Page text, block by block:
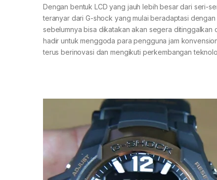
Dengan bentuk LCD yang jauh lebih besar dari seri-
teranyar dari G-shock yang mulai beradaptasi
sebelumnya bisa dikatakan akan segera
hadir untuk menggoda para pengguna jam
terus berinovasi dan mengikuti perkembangan